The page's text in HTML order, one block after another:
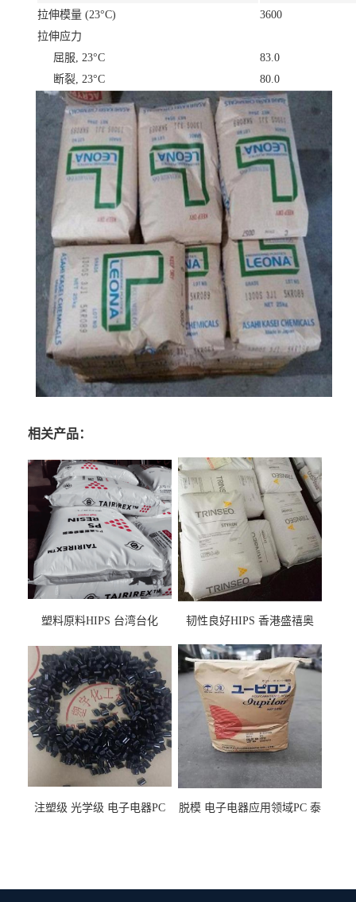
拉伸模量 (23°C)
3600
拉伸应力
屈服, 23°C
83.0
断裂, 23°C
80.0
相关产品：
塑料原料HIPS 台湾台化
用料
韧性良好HIPS 香港盛禧奥
注塑级 光学级 电子电器PC
脱模 电子电器应用领域PC 泰